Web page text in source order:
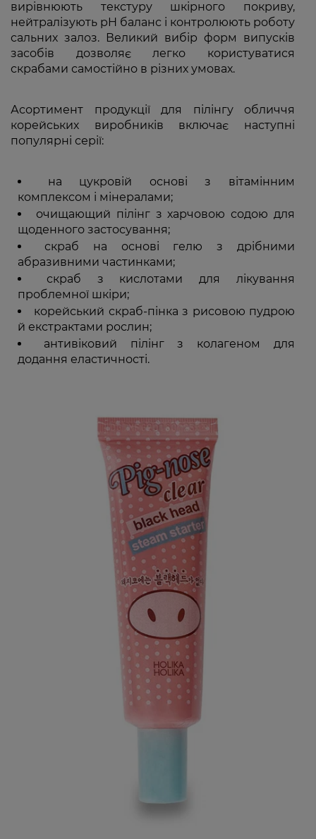
вирівнюють текстуру шкірного покриву,
нейтралізують pH баланс і контролюють роботу
сальних залоз. Великий вибір форм випусків
засобів дозволяє легко користуватися
скрабами самостійно в різних умовах.
Асортимент продукції для пілінгу обличчя
корейських виробників включає наступні
популярні серії:
на цукровій основі з вітамінним
комплексом і мінералами;
очищающий пілінг з харчовою содою для
щоденного застосування;
скраб на основі гелю з дрібними
абразивними частинками;
скраб з кислотами для лікування
проблемної шкіри;
корейський скраб-пінка з рисовою пудрою
й екстрактами рослин;
антивіковий пілінг з колагеном для
додання еластичності.